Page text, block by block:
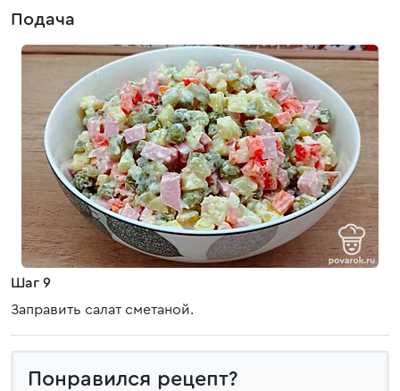
Подача
Шаг 9
Заправить салат сметаной.
Понравился рецепт?